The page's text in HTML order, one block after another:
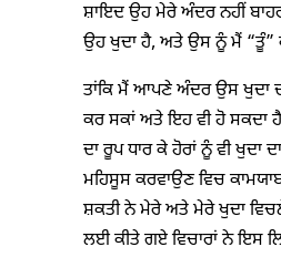
ਸ਼ਾਇਦ ਉਹ ਮੇਰੇ ਅੰਦਰ ਨਹੀਂ
ਉਹ ਖੁਦਾ ਹੈ, ਅਤੇ ਉਸ ਨੂੰ ਮੈਂ “ਤੂੰ”
ਤਾਂਕਿ ਮੈਂ ਆਪਣੇ ਅੰਦਰ ਉਸ ਖੁਦਾ
ਕਰ ਸਕਾਂ ਅਤੇ ਇਹ ਵੀ ਹੋ ਸਕਦਾ
ਦਾ ਰੂਪ ਧਾਰ ਕੇ ਹੋਰਾਂ ਨੂੰ ਵੀ
ਮਹਿਸੂਸ ਕਰਵਾਉਣ ਵਿਚ
ਸ਼ਕਤੀ ਨੇ ਮੇਰੇ ਅਤੇ ਮੇਰੇ ਖੁਦਾ
ਲਈ ਕੀਤੇ ਗਏ ਵਿਚਾਰਾਂ ਨੇ ਇਸ